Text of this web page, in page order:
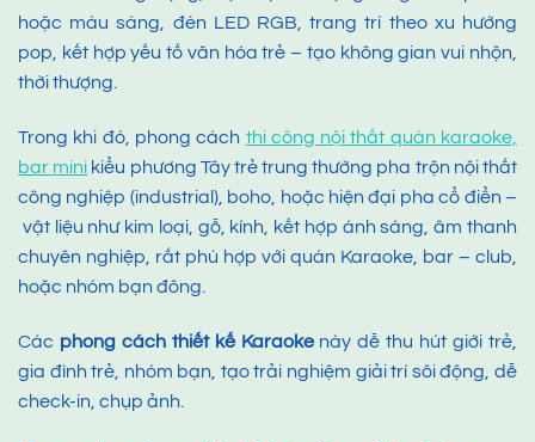
hoặc màu sáng, đèn LED RGB, trang trí theo xu hướng
pop, kết hợp yếu tố văn hóa trẻ – tạo không gian vui nhộn,
thời thượng.
Trong khi đó, phong cách thi công nội thất quán karaoke,
bar mini kiểu phương Tây trẻ trung thường pha trộn nội thất
công nghiệp (industrial), boho, hoặc hiện đại pha cổ điển –
vật liệu như kim loại, gỗ, kính, kết hợp ánh sáng, âm thanh
chuyên nghiệp, rất phù hợp với quán Karaoke, bar – club,
hoặc nhóm bạn đông.
Các phong cách thiết kế Karaokenày dễ thu hút giới trẻ,
gia đình trẻ, nhóm bạn, tạo trải nghiệm giải trí sôi động, dễ
check-in, chụp ảnh.